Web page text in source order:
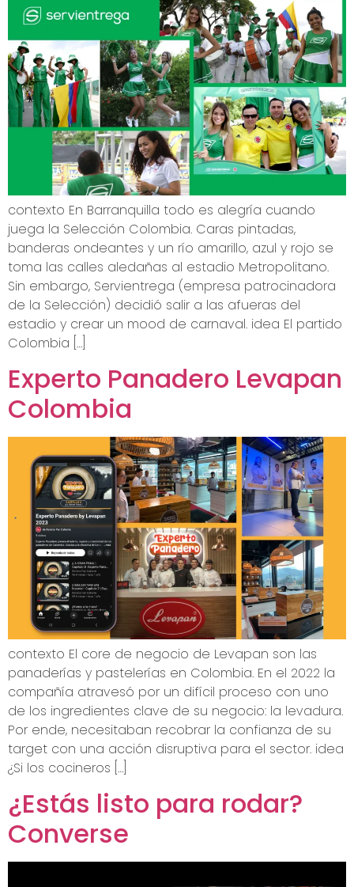
contexto En Barranquilla todo es alegría cuando
juega la Selección Colombia. Caras pintadas,
banderas ondeantes y un río amarillo, azul y rojo se
toma las calles aledañas al estadio Metropolitano.
Sin embargo, Servientrega (empresa patrocinadora
de la Selección) decidió salir a las afueras del
estadio y crear un mood de carnaval. idea El partido
Colombia […]
Experto Panadero Levapan
Colombia
contexto El core de negocio de Levapan son las
panaderías y pastelerías en Colombia. En el 2022 la
compañía atravesó por un difícil proceso con uno
de los ingredientes clave de su negocio: la levadura.
Por ende, necesitaban recobrar la confianza de su
target con una acción disruptiva para el sector. idea
¿Si los cocineros […]
¿Estás listo para rodar?
Converse